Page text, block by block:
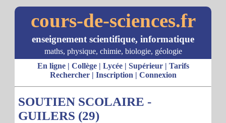
cours-de-sciences.fr
enseignement scientifique, informatique
maths, physique, chimie, biologie, géologie
En ligne| Collège| Lycée| Supérieur| Tarifs
Rechercher| Inscription | Connexion
SOUTIEN SCOLAIRE -
GUILERS (29)